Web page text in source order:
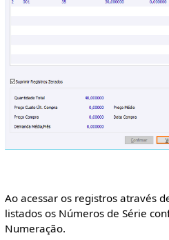
Ao acessar os registros através
listados os Números de Série
Numeração.